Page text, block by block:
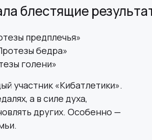
блестящие
предплечья»
бедра»
голени»
участник «Кибатлетики».
а в силе духа,
других. Особенно —